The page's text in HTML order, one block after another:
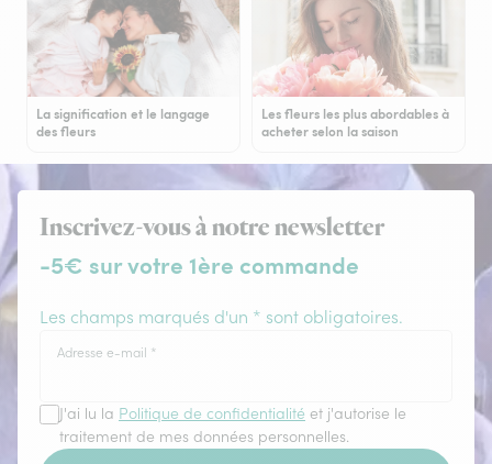
La signification et le langage
des fleurs
Les fleurs les plus abordables à
acheter selon la saison
Inscrivez-vous à notre newsletter
-5€ sur votre 1ère commande
Les champs marqués d'un * sont obligatoires.
Adresse e-mail *
J'ai lu la Politique de confidentialité et j'autorise le
traitement de mes données personnelles.